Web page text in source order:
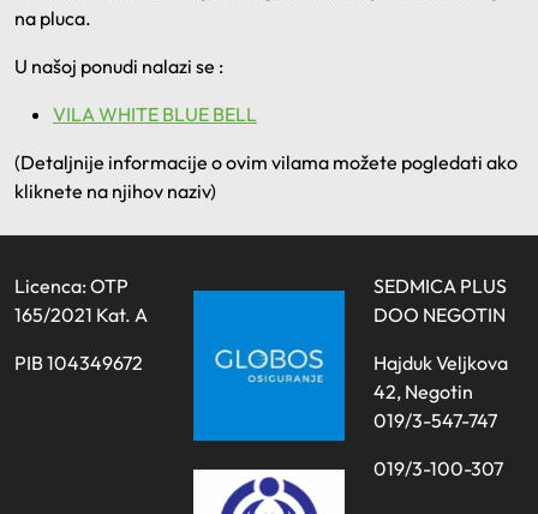
na pluca.
U našoj ponudi nalazi se :
VILA WHITE BLUE BELL
(Detaljnije informacije o ovim vilama možete pogledati ako
kliknete na njihov naziv)
Licenca: OTP
165/2021 Kat. A
PIB 104349672
SEDMICA PLUS
DOO NEGOTIN
Hajduk Veljkova
42, Negotin
019/3-547-747
019/3-100-307